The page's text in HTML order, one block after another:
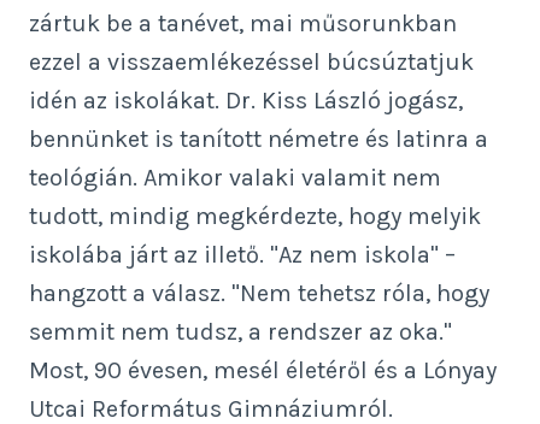
zártuk be a tanévet, mai műsorunkban
ezzel a visszaemlékezéssel búcsúztatjuk
idén az iskolákat. Dr. Kiss László jogász,
bennünket is tanított németre és latinra a
teológián. Amikor valaki valamit nem
tudott, mindig megkérdezte, hogy melyik
iskolába járt az illető. "Az nem iskola" –
hangzott a válasz. "Nem tehetsz róla, hogy
semmit nem tudsz, a rendszer az oka."
Most, 90 évesen, mesél életéről és a Lónyay
Utcai Református Gimnáziumról.